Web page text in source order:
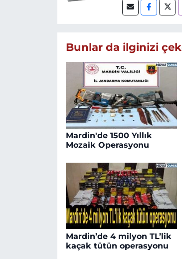
Bunlar da ilginizi
Mardin'de 1500 Yıllık
Mozaik Operasyonu
Mardin’de 4 milyon TL’lik
kaçak tütün operasyonu